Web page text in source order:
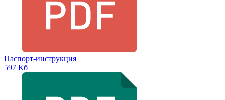
Паспорт-инструкция
597 Кб